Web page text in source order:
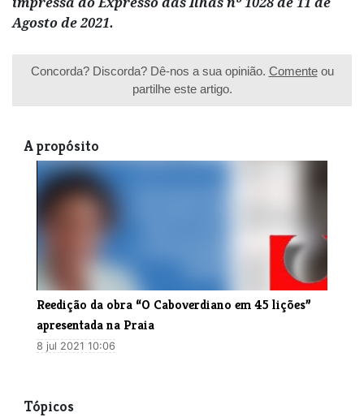
Agosto de 2021.
Concorda? Discorda? Dê-nos a sua opinião. Comenteou
partilhe este artigo.
A propósito
Reedição da obra “O Caboverdiano em 45 lições”
apresentada na Praia
8 jul 2021 10:06
Tópicos